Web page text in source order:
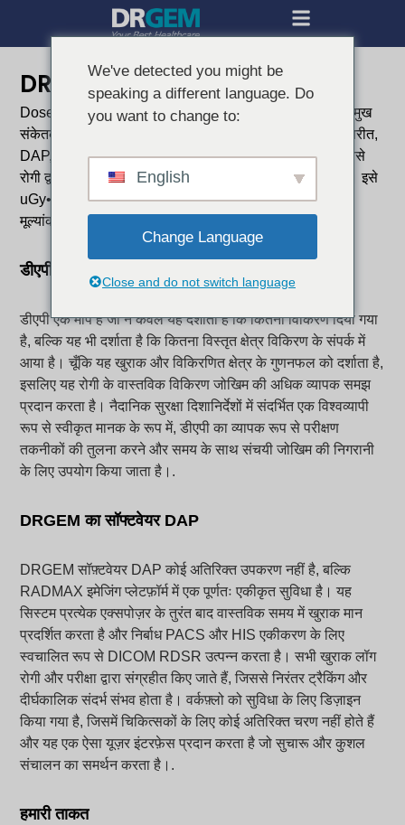
DRGEM सॉफ्टवेयर डीएपी
Dose Area Product (DAP) आधुनिक रेडियोग्राफी का एक प्रमुख
संकेतक है। kV और mAs जैसे साधारण एक्सपोज़र मापदंडों के विपरीत,
DAP, वितरित खुराक और विकिरणित क्षेत्र दोनों को दर्शाता है, जिससे
रोगी द्वारा प्राप्त कुल विकिरण का अधिक सटीक माप प्राप्त होता है। इसे
uGy•cm² में व्यक्त किया जाता है और इसे रोगी सुरक्षा और जोखिम
मूल्यांकन के मानक के रूप में व्यापक रूप से मान्यता प्राप्त है।.
डीएपी क्या है?
डीएपी एक माप है जो न केवल यह दर्शाता है कि कितना विकिरण दिया गया
है, बल्कि यह भी दर्शाता है कि कितना विस्तृत क्षेत्र विकिरण के संपर्क में
आया है। चूँकि यह खुराक और विकिरणित क्षेत्र के गुणनफल को दर्शाता है,
इसलिए यह रोगी के वास्तविक विकिरण जोखिम की अधिक व्यापक समझ
प्रदान करता है। नैदानिक सुरक्षा दिशानिर्देशों में संदर्भित एक विश्वव्यापी
रूप से स्वीकृत मानक के रूप में, डीएपी का व्यापक रूप से परीक्षण
तकनीकों की तुलना करने और समय के साथ संचयी जोखिम की निगरानी
के लिए उपयोग किया जाता है।.
DRGEM का सॉफ्टवेयर DAP
DRGEM सॉफ़्टवेयर DAP कोई अतिरिक्त उपकरण नहीं है, बल्कि
RADMAX इमेजिंग प्लेटफ़ॉर्म में एक पूर्णतः एकीकृत सुविधा है। यह
सिस्टम प्रत्येक एक्सपोज़र के तुरंत बाद वास्तविक समय में खुराक मान
प्रदर्शित करता है और निर्बाध PACS और HIS एकीकरण के लिए
स्वचालित रूप से DICOM RDSR उत्पन्न करता है। सभी खुराक लॉग
रोगी और परीक्षा द्वारा संग्रहीत किए जाते हैं, जिससे निरंतर ट्रैकिंग और
दीर्घकालिक संदर्भ संभव होता है। वर्कफ़्लो को सुविधा के लिए डिज़ाइन
किया गया है, जिसमें चिकित्सकों के लिए कोई अतिरिक्त चरण नहीं होते हैं
और यह एक ऐसा यूज़र इंटरफ़ेस प्रदान करता है जो सुचारू और कुशल
संचालन का समर्थन करता है।.
हमारी ताकत
We've detected you might be
speaking a different language. Do
you want to change to:
English
Change Language
Close and do not switch language